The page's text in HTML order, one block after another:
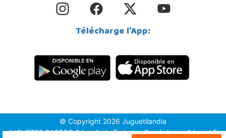
Télécharge l'App:
© Copyright 2026 Juguetilandia
JUGUETES PASTOR S.L. - Avda.Federico García Lorca 1 Local 5,